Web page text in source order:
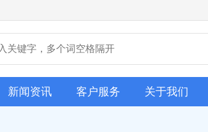
新闻资讯 客户服务 关于我们